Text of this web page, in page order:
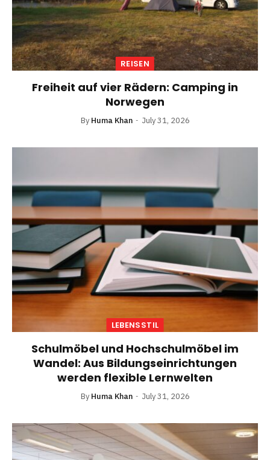
REISEN
Freiheit auf vier Rädern: Camping in
Norwegen
By Huma Khan July 31, 2026
LEBENSSTIL
Schulmöbel und Hochschulmöbel im
Wandel: Aus Bildungseinrichtungen
werden flexible Lernwelten
By Huma Khan July 31, 2026